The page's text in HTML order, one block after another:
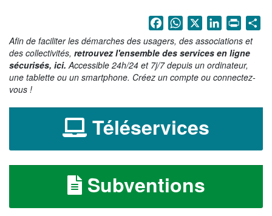
La Sarthe sur les réseaux
La newsletter du Département de la
Sarthe
LE CONSEIL DÉPARTEMENTAL
Les 21 cantons de la Sarthe
Les commissions
Les services
FacebookWhatsApp
X LinkedIn
Print
Afin de faciliter les démarches des usagers, des associations et
des collectivités, retrouvez l'ensemble des services en ligne
sécurisés, ici. Accessible 24h/24 et 7j/7 depuis un ordinateur,
une tablette ou un smartphone. Créez un compte ou connectez-
vous !
Téléservices
Subventions